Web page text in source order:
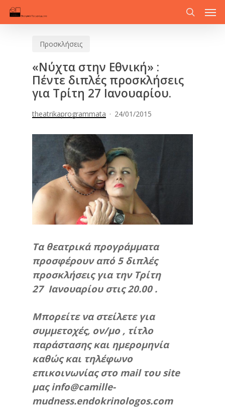
Skip
search
Προσκλήσεις
«Νύχτα στην Εθνική» :
Πέντε διπλές προσκλήσεις
για Τρίτη 27 Ιανουαρίου.
theatrikaprogrammata 24/01/2015
Τα θεατρικά προγράμματα
προσφέρουν από 5 διπλές
προσκλήσεις για την Τρίτη
27 Ιανουαρίου στις 20.00 .
Μπορείτε να στείλετε για
συμμετοχές, ον/μο , τίτλο
παράστασης και ημερομηνία
καθώς και τηλέφωνο
επικοινωνίας στο mail του site
μαςinfo@camille-
mudness.endokrinologos.com